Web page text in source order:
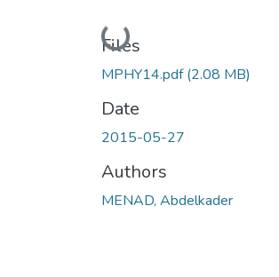
Loading...
Files
MPHY14.pdf(2.08 MB)
Date
2015-05-27
Authors
MENAD, Abdelkader